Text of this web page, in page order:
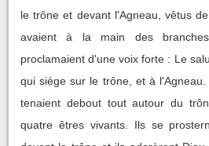
le trône et devant l'Agneau, vêtus
avaient à la main des
proclamaient d'une voix forte : Le
qui siège sur le trône, et à l'Agneau.
tenaient debout tout autour du
quatre êtres vivants. Ils se